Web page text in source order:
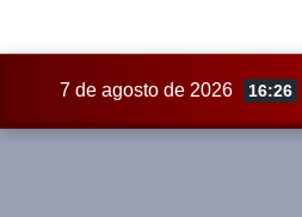
7 de agosto de 2026 16:26